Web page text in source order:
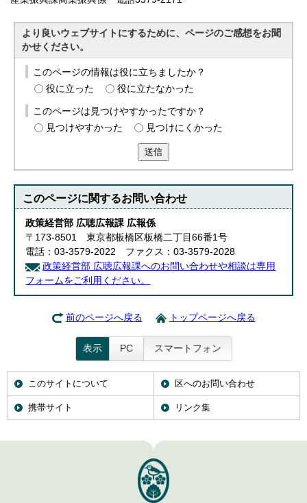
より良いウェブサイトにするために、ページのご感想をお聞
かせください。
このページの情報は役に立ちましたか？
役に立った
役に立たなかった
このページは見つけやすかったですか？
見つけやすかった
見つけにくかった
送信
このページに関するお問い合わせ
政策経営部 広聴広報課 広報係
〒173-8501 東京都板橋区板橋二丁目66番1号
電話：03-3579-2022 ファクス：03-3579-2028
政策経営部 広聴広報課へのお問い合わせや相談は専用
フォームをご利用ください。
前のページへ戻る トップページへ戻る
表示 PC スマートフォン
このサイトについて 区へのお問い合わせ
携帯サイト リンク集